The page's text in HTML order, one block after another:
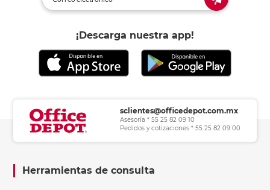
¡Descarga nuestra app!
sclientes@officedepot.com.mx
Asesoría * 55 25 82 09 10
Pedidos y cotizaciones * 55 25 82 09 00
Herramientas de consulta